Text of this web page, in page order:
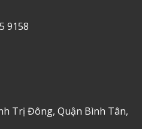
9158
Trị Đông, Quận Bình Tân,